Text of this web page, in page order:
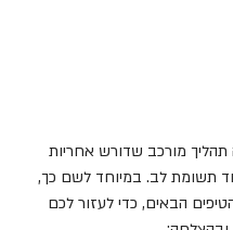
תהליך מורכב שדורש אחריות
תשומת לב. במיוחד לשם כך,
הבאים, כדי לעזור לכם